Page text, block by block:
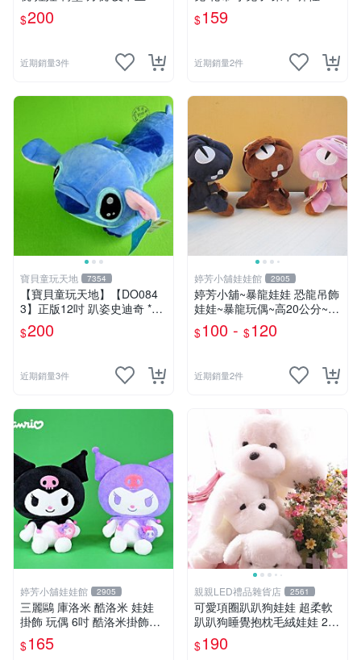
奇寶貝 寶可夢
$200
近期銷量3件
料 娃娃 公仔 交換禮物 安撫
玩偶 超柔軟兔兔玩偶 陪伴玩
$159
近期銷量2件
寶貝童玩天地 7354
【寶貝童玩天地】【DO084
3】正版12吋 趴姿史迪奇 *D
O01
$200
近期銷量3件
婷芳小舖娃娃館 2905
婷芳小舖~暴龍娃娃 恐龍吊飾
娃娃~暴龍玩偶~高20公分~恐
龍娃娃~侏儸紀世界~暴龍 暴
龍玩偶~生日/情人禮物~全省
$100 - $120
近期銷量2件
婷芳小舖娃娃館 2905
三麗鷗 庫洛米 酷洛米 娃娃
掛飾 玩偶 6吋 酷洛米掛飾飾
娃娃~正版三麗鷗 酷洛米坐姿
背小背包款 酷洛米娃娃掛飾
$165
親親LED禮品雜貨店 2561
可愛項圈趴趴狗娃娃 超柔軟
趴趴狗睡覺抱枕毛絨娃娃 25
公分白色狗狗抱枕娃娃 生日
禮物
$190